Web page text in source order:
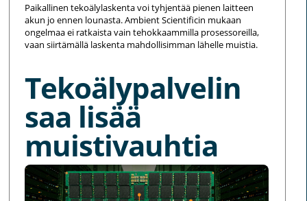
Paikallinen tekoälylaskenta voi tyhjentää pienen laitteen
akun jo ennen lounasta. Ambient Scientificin mukaan
ongelmaa ei ratkaista vain tehokkaammilla prosessoreilla,
vaan siirtämällä laskenta mahdollisimman lähelle muistia.
Tekoälypalvelin
saa lisää
muistivauhtia